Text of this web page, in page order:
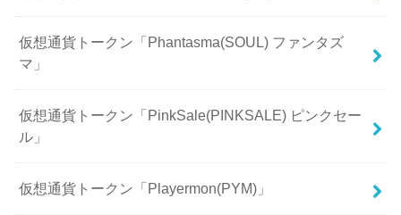
仮想通貨トークン「Phantasma(SOUL) ファンタズ
マ」
仮想通貨トークン「PinkSale(PINKSALE) ピンクセー
ル」
仮想通貨トークン「Playermon(PYM)」